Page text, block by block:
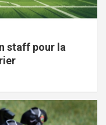
staff pour la